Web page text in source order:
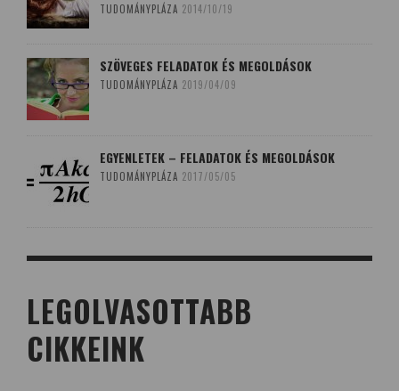
TUDOMÁNYPLÁZA 2014/10/19
SZÖVEGES FELADATOK ÉS MEGOLDÁSOK
TUDOMÁNYPLÁZA 2019/04/09
EGYENLETEK – FELADATOK ÉS MEGOLDÁSOK
TUDOMÁNYPLÁZA 2017/05/05
LEGOLVASOTTABB
CIKKEINK